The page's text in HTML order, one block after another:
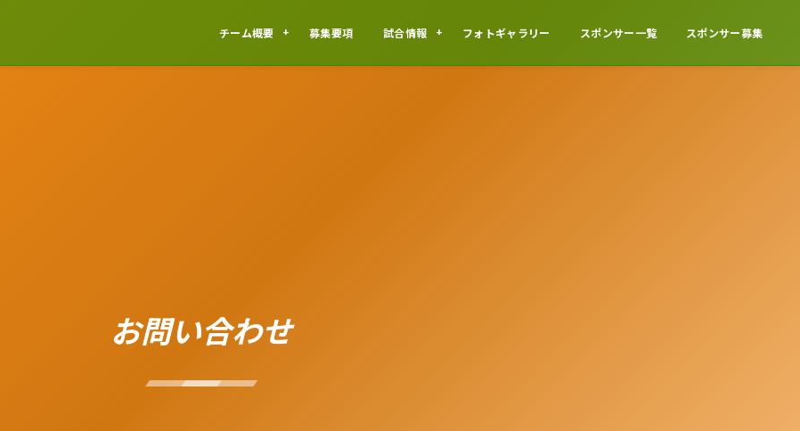
チーム概要 募集要項 試合情報 フォトギャラリー スポンサー一覧 スポンサー募集
お問い合わせ